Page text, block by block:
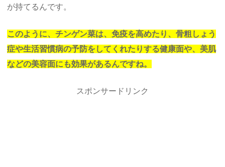
が持てるんです。
このように、チンゲン菜は、免疫を高めたり、骨粗しょう
症や生活習慣病の予防をしてくれたりする健康面や、美肌
などの美容面にも効果があるんですね。
スポンサードリンク